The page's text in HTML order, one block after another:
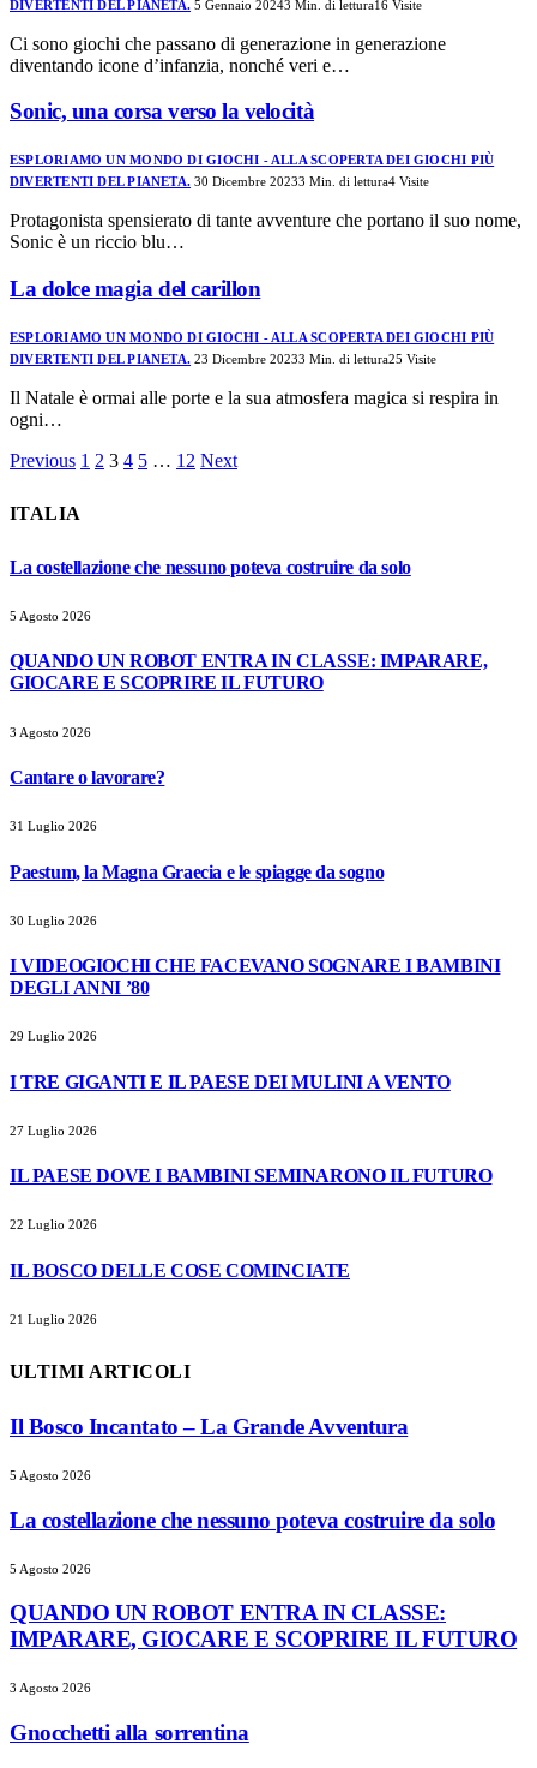
DIVERTENTI DEL PIANETA. 5 Gennaio 20243 Min. di lettura16Visite
Ci sono giochi che passano di generazione in generazione
diventando icone d’infanzia, nonché veri e…
Sonic, una corsa verso la velocità
ESPLORIAMO UN MONDO DI GIOCHI - ALLA SCOPERTA DEI GIOCHI PIÙ
DIVERTENTI DEL PIANETA. 30 Dicembre 20233 Min. di lettura4Visite
Protagonista spensierato di tante avventure che portano il suo nome,
Sonic è un riccio blu…
La dolce magia del carillon
ESPLORIAMO UN MONDO DI GIOCHI - ALLA SCOPERTA DEI GIOCHI PIÙ
DIVERTENTI DEL PIANETA. 23 Dicembre 20233 Min. di lettura25Visite
Il Natale è ormai alle porte e la sua atmosfera magica si respira in
ogni…
Previous 1 2 3 4 5 … 12 Next
ITALIA
La costellazione che nessuno poteva costruire da solo
5 Agosto 2026
QUANDO UN ROBOT ENTRA IN CLASSE: IMPARARE,
GIOCARE E SCOPRIRE IL FUTURO
3 Agosto 2026
Cantare o lavorare?
31 Luglio 2026
Paestum, la Magna Graecia e le spiagge da sogno
30 Luglio 2026
I VIDEOGIOCHI CHE FACEVANO SOGNARE I BAMBINI
DEGLI ANNI ’80
29 Luglio 2026
I TRE GIGANTI E IL PAESE DEI MULINI A VENTO
27 Luglio 2026
IL PAESE DOVE I BAMBINI SEMINARONO IL FUTURO
22 Luglio 2026
IL BOSCO DELLE COSE COMINCIATE
21 Luglio 2026
ULTIMI ARTICOLI
Il Bosco Incantato – La Grande Avventura
5 Agosto 2026
La costellazione che nessuno poteva costruire da solo
5 Agosto 2026
QUANDO UN ROBOT ENTRA IN CLASSE:
IMPARARE, GIOCARE E SCOPRIRE IL FUTURO
3 Agosto 2026
Gnocchetti alla sorrentina